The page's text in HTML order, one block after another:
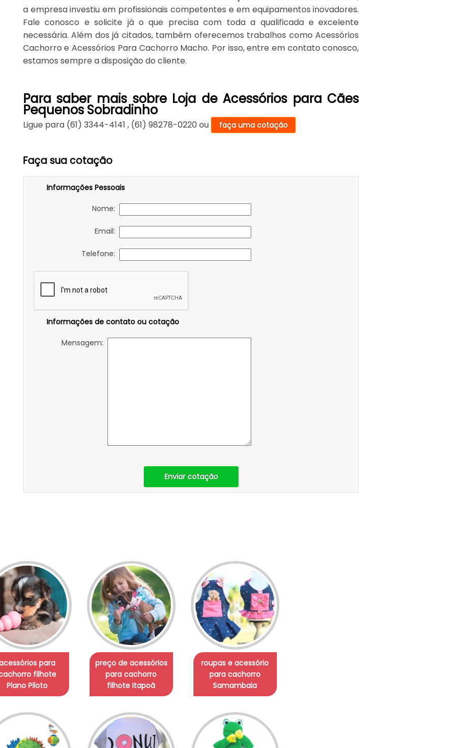
a empresa investiu em profissionais competentes e em equipamentos inovadores.
Fale conosco e solicite já o que precisa com toda a qualificada e excelente
necessária. Além dos já citados, também oferecemos trabalhos como Acessórios
Cachorro e Acessórios Para Cachorro Macho. Por isso, entre em contato conosco,
estamos sempre a disposição do cliente.
Para saber mais sobre Loja de Acessórios para Cães
Pequenos Sobradinho
Ligue para (61) 3344-4141 , (61) 98278-0220 ou faça uma cotação
Faça sua cotação
Informações Pessoais
Nome:
Email:
Telefone:
Informações de contato ou cotação
Mensagem:
Enviar cotação
para
filhote
Plano Piloto
preço de acessórios
para cachorro
filhote Itapoã
roupas e acessório
para cachorro
Samambaia